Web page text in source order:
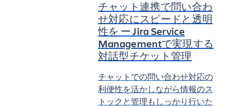
チャット連携で問い合わ
せ対応にスピードと透明
性を ー Jira Service
Managementで実現する
対話型チケット管理
チャットでの問い合わせ対応の
利便性を活かしながら情報のス
トックと管理もしっかり行いた